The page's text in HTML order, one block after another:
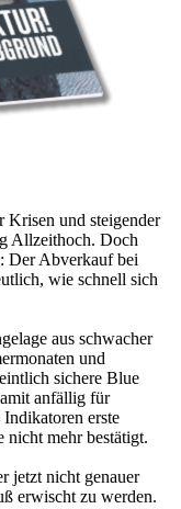
Krisen und steigender
Allzeithoch. Doch
Der Abverkauf bei
wie schnell sich
aus schwacher
und
sichere Blue
anfällig für
erste
nicht mehr bestätigt.
jetzt nicht genauer
erwischt zu werden.